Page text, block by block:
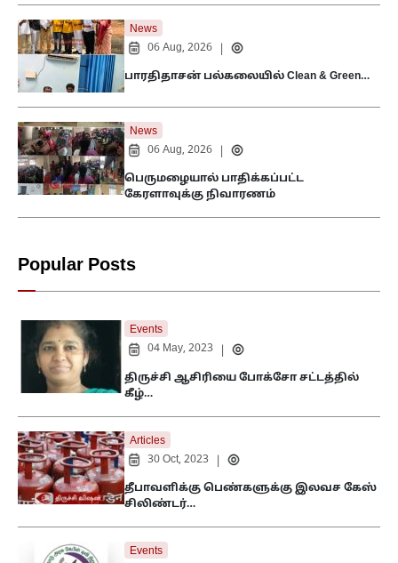
News
06 Aug, 2026
பாரதிதாசன் பல்கலையில் Clean & Green…
News
06 Aug, 2026
பெருமழையால் பாதிக்கப்பட்ட
கேரளாவுக்கு நிவாரணம்
Popular Posts
Events
04 May, 2023
திருச்சி ஆசிரியை போக்சோ சட்டத்தில்
கீழ்…
Articles
30 Oct, 2023
தீபாவளிக்கு பெண்களுக்கு இலவச கேஸ்
சிலிண்டர்…
Events